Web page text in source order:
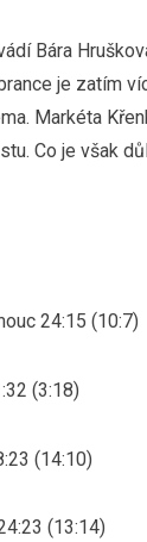
Bára
je zatím
Markéta
Co je však
24:15 (10:7)
(3:18)
(14:10)
(13:14)